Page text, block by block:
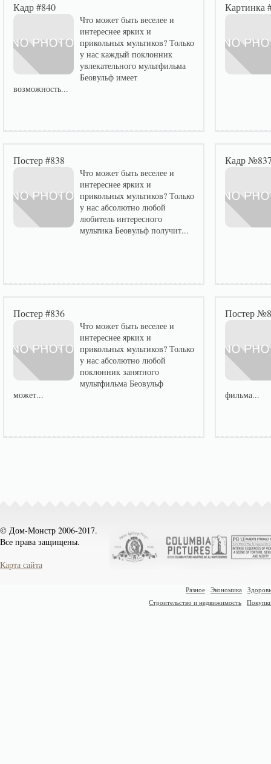
Кадр #840
Что может быть веселее и
интереснее ярких и
прикольных мультиков? Только
у нас каждый поклонник
увлекательного мультфильма
Беовульф имеет
возможность...
Картинка
Постер #838
Что может быть веселее и
интереснее ярких и
прикольных мультиков? Только
у нас абсолютно любой
любитель интересного
мультика Беовульф получит...
Кадр
Постер #836
Что может быть веселее и
интереснее ярких и
прикольных мультиков? Только
у нас абсолютно любой
поклонник занятного
мультфильма Беовульф
может...
Постер
фильма...
© Дом-Монстр 2006-2017.
Все права защищены.
Карта сайта
Разное Экономика
Строительство и недвижимость